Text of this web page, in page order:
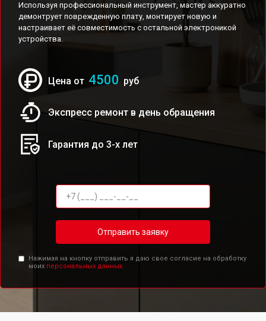
Используя профессиональный инструмент, мастер аккуратно
демонтрует поврежденную плату, монтирует новую и
настраивает её совместимость с остальной электроникой
устройства.
Цена от 4500 руб
Экспресс ремонт в день обращения
Гарантия до 3-х лет
Отправить заявку
Нажимая на кнопку отправить я даю свое согласие на обработку
моих персональных данных.